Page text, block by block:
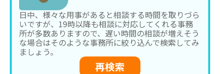
日中、様々な用事があると相談する時間を取りづら
いですが、19時以降も相談に対応してくれる事務
所が多数ありますので、遅い時間の相談が増えそう
な場合はそのような事務所に絞り込んで検索してみ
ましょう。
再検索